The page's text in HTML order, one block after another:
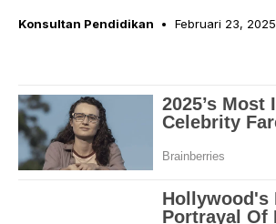
Konsultan Pendidikan Februari 23, 2025